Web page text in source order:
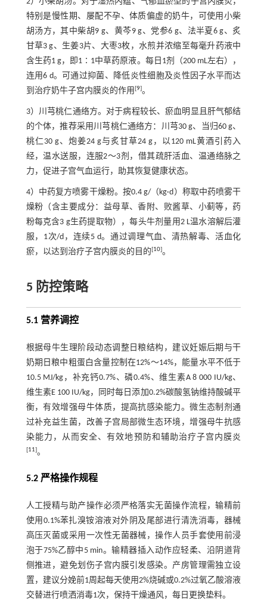
特别是慢性期、屡配不孕、体质偏虚的奶牛，可使用小柴
胡汤方，其中柴胡9 g、黄芩9 g、党参6 g、法半夏6 g、炙
甘草3 g、生姜3片、大枣3枚，水煎并浓缩至每毫升药液中
含生药1 g，即1∶1中草药原液。每日1剂（200 mL左右），
连用6 d。可通过抑菌、降低炎性细胞及炎性因子水平而达
到治疗奶牛子宫内膜炎的作用 [9]。
3）川芎桃仁通络方。对于病程较长、瘀血明显且肝气郁结
的个体，推荐采用川芎桃仁通络方：川芎30 g、当归60 g、
桃仁30 g、炮姜24 g与炙甘草24 g，以120 mL黄酒引药入
经，温水送服，连服2～3剂，借其疏肝活血、温通络脉之
力，促进子宫气血运行，助其恢复健康状态。
4）中药复方喷雾干燥粉。按0.4 g/（kg·d）称取中药喷雾干
燥粉（含主要成分：益母草、香附、败酱草、小蓟等，药
粉每克含3 g生药提取物），每头牛剂量用2 L温水溶解后灌
服，1次/d，连续5 d。通过调理气血、清热解毒、活血化
瘀，以达到治疗子宫内膜炎的目的[10]。
5 防控策略
5.1 营养调控
根据母牛生理阶段动态调整日粮结构，建议妊娠后期与干
奶期日粮中粗蛋白含量控制在12%～14%，能量水平不低于
10.5 MJ/kg，补充钙0.7%、磷0.4%、维生素A 8 000 IU/kg、
维生素E 100 IU/kg，同时每日添加0.2%碳酸氢钠维持酸碱平
衡，有效增强母牛体质，提高抗感染能力。微生态制剂通
过补充益生菌，改善子宫局部微生态环境，增强母牛抗感
染能力，从而安全、有效地预防和辅助治疗子宫内膜炎
[11]。
5.2 严格操作规程
人工授精与助产操作必须严格落实无菌操作流程，输精前
使用0.1%苯扎溴铵溶液对外阴及尾部进行清洗消毒，器械
高压灭菌或采用一次性无菌器械，操作人员手套使用前浸
泡于75%乙醇中5 min。输精器插入动作应轻柔、沿阴道背
侧推进，避免划伤子宫内膜引发感染。产房管理需独立设
置，建议分娩前1周起每天使用2%烧碱或0.2%过氧乙酸溶液
交替进行喷洒消毒1次，保持干燥通风，每日更换垫料。